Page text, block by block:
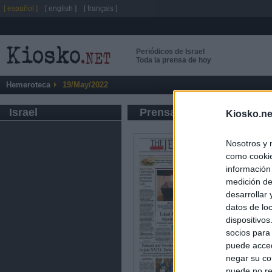
Nosotros y
como
medición
desarrollar
datos de
socios
puede
negar su
Periódicos de Israel
Toda la prensa de hoy
Hemeroteca 19/May/2022
Israel Prensa de Información
[ español ] [ english ] [ français ]